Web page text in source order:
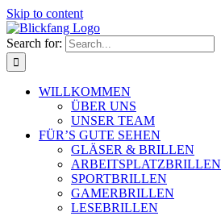
Skip to content
Search for:
WILLKOMMEN
ÜBER UNS
UNSER TEAM
FÜR’S GUTE SEHEN
GLÄSER & BRILLEN
ARBEITSPLATZBRILLEN
SPORTBRILLEN
GAMERBRILLEN
LESEBRILLEN